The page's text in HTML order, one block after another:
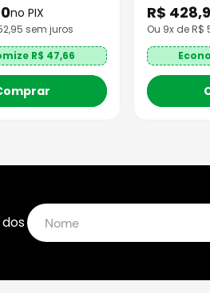
no PIX
sem juros
R$ 47,66
R$ 428,
Ou 9x de R$